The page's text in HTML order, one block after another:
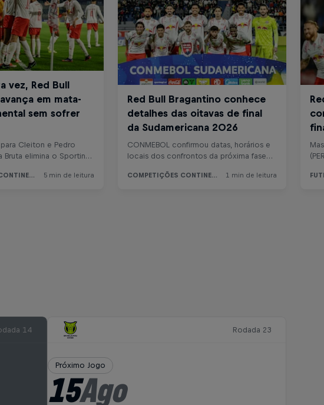
14 Rodada 23
Próximo Jogo
15Ago